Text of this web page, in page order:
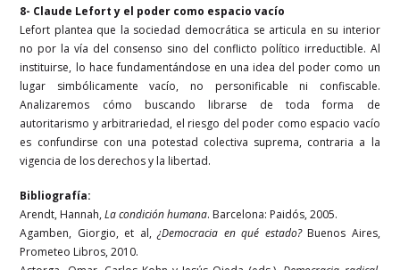
8- Claude Lefort y el poder como espacio vacío
Lefort plantea que la sociedad democrática se articula en su interior
no por la vía del consenso sino del conflicto político irreductible. Al
instituirse, lo hace fundamentándose en una idea del poder como un
lugar simbólicamente vacío, no personificable ni confiscable.
Analizaremos cómo buscando librarse de toda forma de
autoritarismo y arbitrariedad, el riesgo del poder como espacio vacío
es confundirse con una potestad colectiva suprema, contraria a la
vigencia de los derechos y la libertad.
Bibliografía:
Arendt, Hannah,La condición humana. Barcelona: Paidós, 2005.
Agamben, Giorgio, et al,¿Democracia en qué estado?Buenos Aires,
Prometeo Libros, 2010.